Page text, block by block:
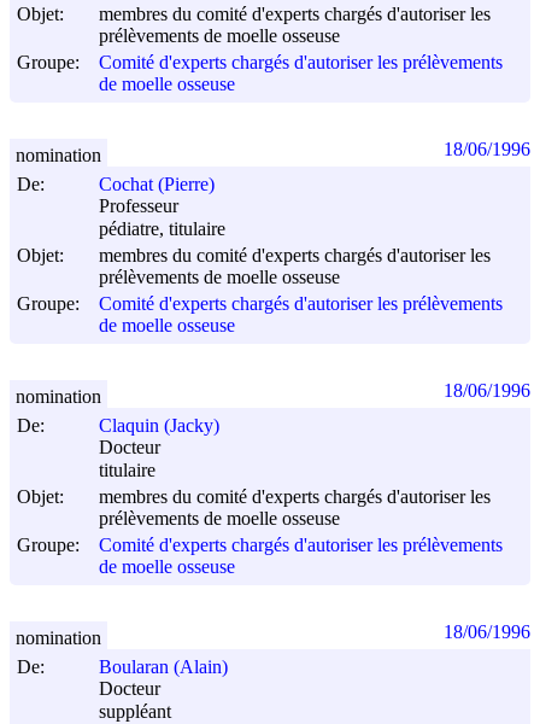
Objet:
membres du comité d'experts chargés d'autoriser les
prélèvements de moelle osseuse
Groupe:
Comité d'experts chargés d'autoriser les prélèvements
de moelle osseuse
De:
Cochat (Pierre)
Professeur
pédiatre, titulaire
Objet:
membres du comité d'experts chargés d'autoriser les
prélèvements de moelle osseuse
Groupe:
Comité d'experts chargés d'autoriser les prélèvements
de moelle osseuse
nomination 18/06/1996
De:
Claquin (Jacky)
Docteur
titulaire
Objet:
membres du comité d'experts chargés d'autoriser les
prélèvements de moelle osseuse
Groupe:
Comité d'experts chargés d'autoriser les prélèvements
de moelle osseuse
nomination 18/06/1996
De:
Boularan (Alain)
Docteur
suppléant
nomination 18/06/1996